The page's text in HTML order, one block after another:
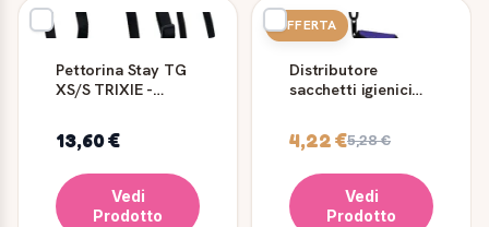
Pettorina Stay TG
XS/S TRIXIE -
Sicurezza
13,60 €
Vedi
Prodotto
OFFERTA
Distributore
sacchetti igienici
4,22 €5,28 €
Vedi
Prodotto